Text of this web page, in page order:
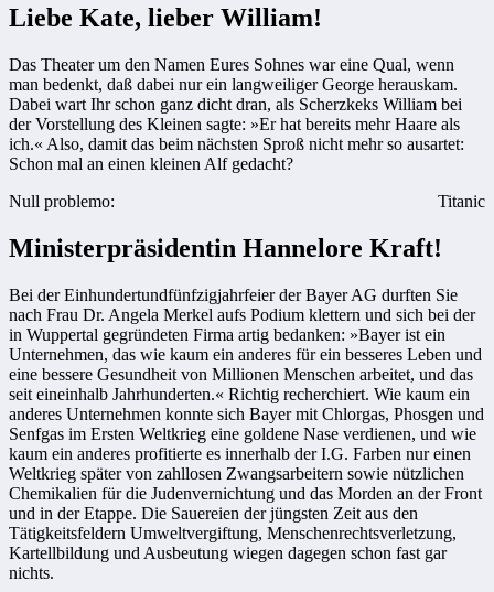
Liebe Kate, lieber William!
Das Theater um den Namen Eures Sohnes war eine Qual, wenn
man bedenkt, daß dabei nur ein langweiliger George herauskam.
Dabei wart Ihr schon ganz dicht dran, als Scherzkeks William bei
der Vorstellung des Kleinen sagte: »Er hat bereits mehr Haare als
ich.« Also, damit das beim nächsten Sproß nicht mehr so ausartet:
Schon mal an einen kleinen Alf gedacht?
Null problemo:
Titanic
Ministerpräsidentin Hannelore Kraft!
Bei der Einhundertundfünfzigjahrfeier der Bayer AG durften Sie
nach Frau Dr. Angela Merkel aufs Podium klettern und sich bei der
in Wuppertal gegründeten Firma artig bedanken: »Bayer ist ein
Unternehmen, das wie kaum ein anderes für ein besseres Leben und
eine bessere Gesundheit von Millionen Menschen arbeitet, und das
seit eineinhalb Jahrhunderten.« Richtig recherchiert. Wie kaum ein
anderes Unternehmen konnte sich Bayer mit Chlorgas, Phosgen und
Senfgas im Ersten Weltkrieg eine goldene Nase verdienen, und wie
kaum ein anderes profitierte es innerhalb der I.G. Farben nur einen
Weltkrieg später von zahllosen Zwangsarbeitern sowie nützlichen
Chemikalien für die Judenvernichtung und das Morden an der Front
und in der Etappe. Die Sauereien der jüngsten Zeit aus den
Tätigkeitsfeldern Umweltvergiftung, Menschenrechtsverletzung,
Kartellbildung und Ausbeutung wiegen dagegen schon fast gar
nichts.